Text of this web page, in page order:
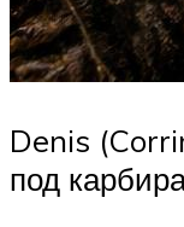
Denis
под